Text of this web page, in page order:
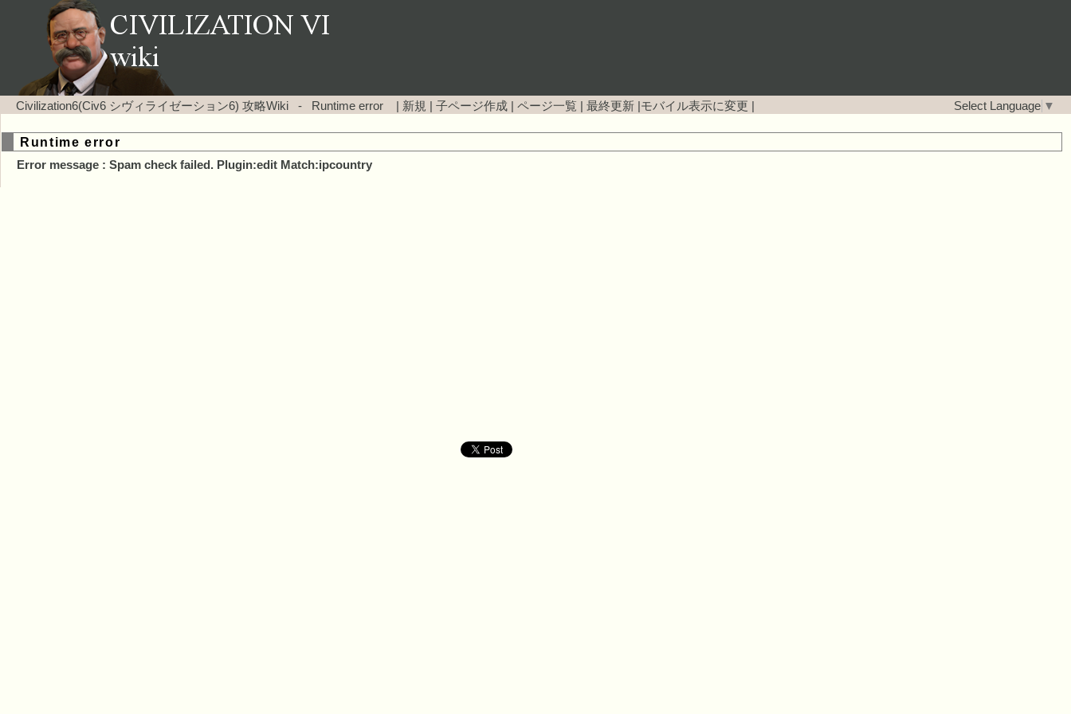
Civilization6(Civ6 シヴィライゼーション6) 攻略Wiki - Runtime error | 新規 子ページ作成 ページ一覧 最終更新 モバイル表示に変更 Select Language ▼
Runtime error
Error message : Spam check failed. Plugin:edit Match:ipcountry